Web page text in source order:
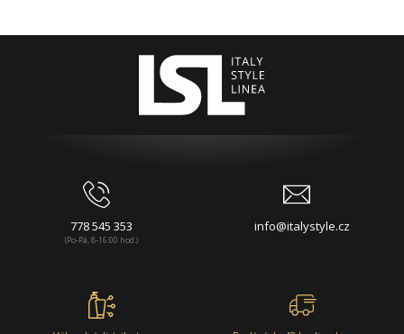
778 545 353
(Po-Pá, 8-16:00 hod.)
info@italystyle.cz